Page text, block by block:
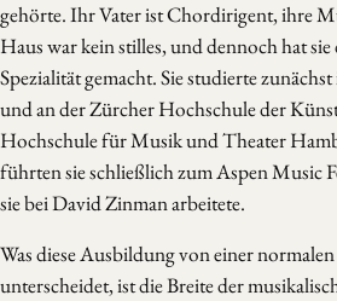
gehörte. Ihr Vater ist Chordirigent, ihre
Haus war kein stilles, und dennoch hat
Spezialität gemacht. Sie studierte
und an der Zürcher Hochschule der
Hochschule für Musik und Theater
führten sie schließlich zum Aspen Music
sie bei David Zinman arbeitete.
Was diese Ausbildung von einer
unterscheidet, ist die Breite der